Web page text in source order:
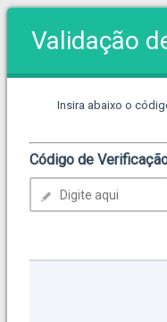
Validação
Insira abaixo o
Código de